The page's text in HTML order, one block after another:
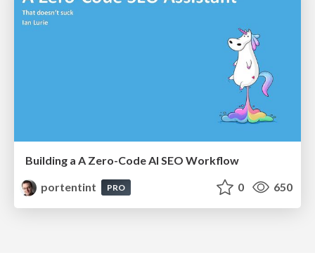
Building a A Zero-Code AI SEO Workflow
portentint
PRO 0 650